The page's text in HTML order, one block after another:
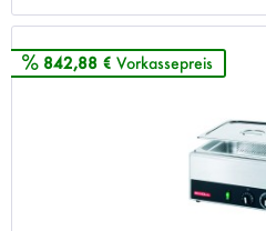
842,88 € Vorkassepreis